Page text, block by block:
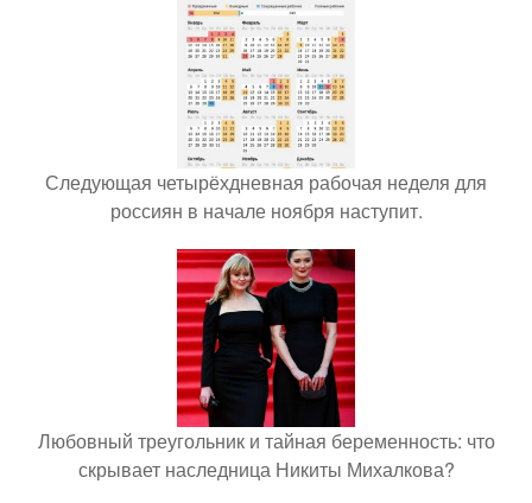
Следующая четырёхдневная рабочая неделя для
россиян в начале ноября наступит.
Любовный треугольник и тайная беременность: что
скрывает наследница Никиты Михалкова?